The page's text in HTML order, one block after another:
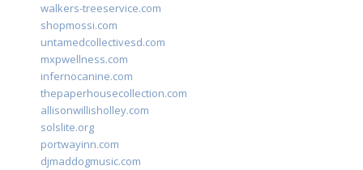
walkers-treeservice.com
shopmossi.com
untamedcollectivesd.com
mxpwellness.com
infernocanine.com
thepaperhousecollection.com
allisonwillisholley.com
solslite.org
portwayinn.com
djmaddogmusic.com